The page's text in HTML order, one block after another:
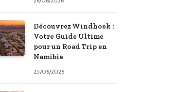
Découvrez Windhoek :
Votre Guide Ultime
pour un Road Trip en
Namibie
25/06/2026